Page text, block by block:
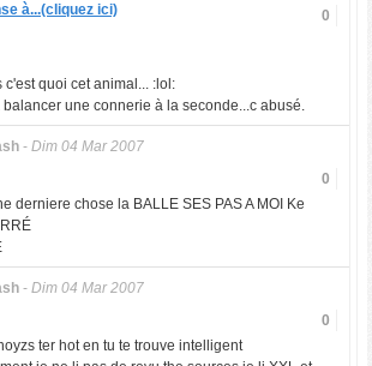
0
à...(cliquez ici)
quoi cet animal... :lol:
balancer une connerie à la seconde...c abusé.
- Dim 04 Mar 2007
0
derniere chose la BALLE SES PAS A MOI Ke
- Dim 04 Mar 2007
0
ter hot en tu te trouve intelligent